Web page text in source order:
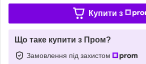
Купити з
Що таке купити з Пром?
Замовлення під захистом